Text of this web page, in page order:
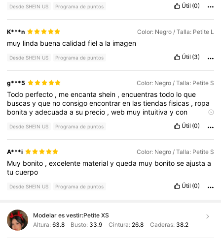
Desde SHEIN US Programa de puntos Útil (0)
K***n Color: Negro / Talla: Petite L
muy linda buenacalidadfiela la imagen
Desde SHEIN US Programa de puntos Útil (3)
g***5 Color: Negro / Talla: Petite S
Todo perfecto , meencantashein ,encuentrastodo loque
buscasyque noconsigoencontraren lastiendasfisicas , ropa
bonitayadecuadaasu precio ,web muy intuitivaycon
economicaaun.Losenviossuelen deltiempo
previstoynuncahetenidoningúnproblemaconlosenviosni
las devoluciones
Desde SHEIN US Programa de puntos Útil (0)
A***i Color: Negro / Talla: Petite S
Muy bonito ,excelente materialyqueda muy bonitoseajustaa
tucuerpo
Desde SHEIN US Programa de puntos Útil (0)
Modelar es vestir:Petite XS
Altura: 63.8 Busto: 33.9 Cintura: 26.8 Caderas: 38.2